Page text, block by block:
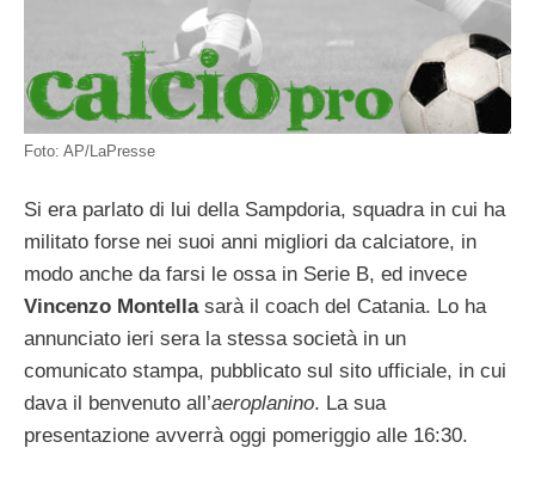
Foto: AP/LaPresse
Si era parlato di lui della Sampdoria, squadra in cui ha
militato forse nei suoi anni migliori da calciatore, in
modo anche da farsi le ossa in Serie B, ed invece
Vincenzo Montellasarà il coach del Catania. Lo ha
annunciato ieri sera la stessa società in un
comunicato stampa, pubblicato sul sito ufficiale, in cui
dava il benvenuto all’aeroplanino. La sua
presentazione avverrà oggi pomeriggio alle 16:30.